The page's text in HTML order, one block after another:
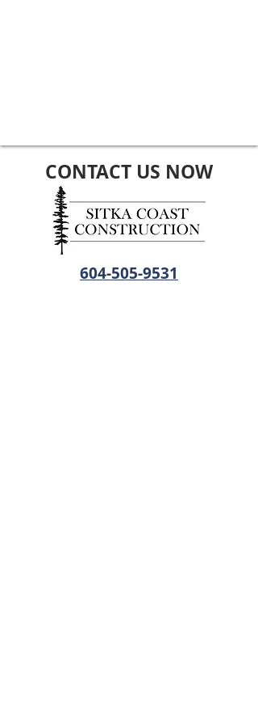
CONTACT US NOW
604-505-9531